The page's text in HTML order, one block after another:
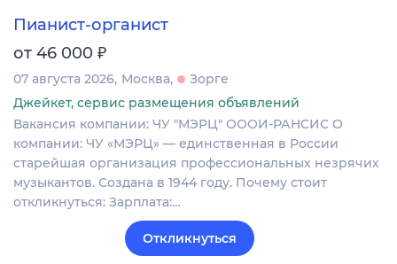
Пианист-органист
от 46 000 ₽
07 августа 2026 Москва
Зорге
Джейкет, сервис размещения объявлений
Вакансия компании: ЧУ "МЭРЦ" ОООИ-РАНСИС О
компании: ЧУ «МЭРЦ» — единственная в России
старейшая организация профессиональных незрячих
музыкантов. Создана в 1944 году. Почему стоит
откликнуться: Зарплата:…
Откликнуться